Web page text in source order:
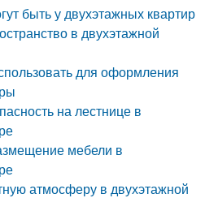
быть у двухэтажных квартир
в двухэтажной
для оформления
на лестнице в
мебели в
атмосферу в двухэтажной